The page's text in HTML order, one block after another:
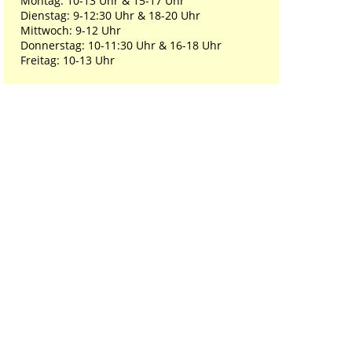
Dienstag: 9-12:30 Uhr & 18-20 Uhr
Mittwoch: 9-12 Uhr
Donnerstag: 10-11:30 Uhr & 16-18 Uhr
Freitag: 10-13 Uhr